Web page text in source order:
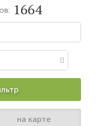
1664
на карте